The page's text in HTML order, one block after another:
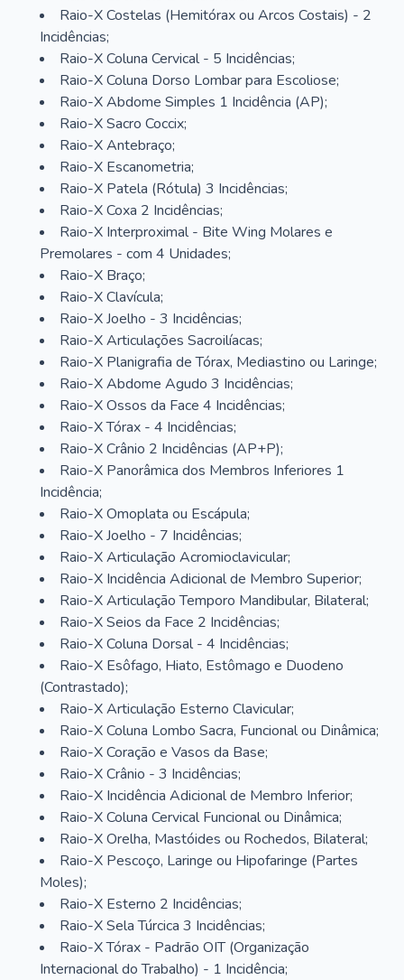
Raio-X Costelas (Hemitórax ou Arcos Costais) - 2
Incidências;
Raio-X Coluna Cervical - 5 Incidências;
Raio-X Coluna Dorso Lombar para Escoliose;
Raio-X Abdome Simples 1 Incidência (AP);
Raio-X Sacro Coccix;
Raio-X Antebraço;
Raio-X Escanometria;
Raio-X Patela (Rótula) 3 Incidências;
Raio-X Coxa 2 Incidências;
Raio-X Interproximal - Bite Wing Molares e
Premolares - com 4 Unidades;
Raio-X Braço;
Raio-X Clavícula;
Raio-X Joelho - 3 Incidências;
Raio-X Articulações Sacroilíacas;
Raio-X Planigrafia de Tórax, Mediastino ou Laringe;
Raio-X Abdome Agudo 3 Incidências;
Raio-X Ossos da Face 4 Incidências;
Raio-X Tórax - 4 Incidências;
Raio-X Crânio 2 Incidências (AP+P);
Raio-X Panorâmica dos Membros Inferiores 1
Incidência;
Raio-X Omoplata ou Escápula;
Raio-X Joelho - 7 Incidências;
Raio-X Articulação Acromioclavicular;
Raio-X Incidência Adicional de Membro Superior;
Raio-X Articulação Temporo Mandibular, Bilateral;
Raio-X Seios da Face 2 Incidências;
Raio-X Coluna Dorsal - 4 Incidências;
Raio-X Esôfago, Hiato, Estômago e Duodeno
(Contrastado);
Raio-X Articulação Esterno Clavicular;
Raio-X Coluna Lombo Sacra, Funcional ou Dinâmica;
Raio-X Coração e Vasos da Base;
Raio-X Crânio - 3 Incidências;
Raio-X Incidência Adicional de Membro Inferior;
Raio-X Coluna Cervical Funcional ou Dinâmica;
Raio-X Orelha, Mastóides ou Rochedos, Bilateral;
Raio-X Pescoço, Laringe ou Hipofaringe (Partes
Moles);
Raio-X Esterno 2 Incidências;
Raio-X Sela Túrcica 3 Incidências;
Raio-X Tórax - Padrão OIT (Organização
Internacional do Trabalho) - 1 Incidência;